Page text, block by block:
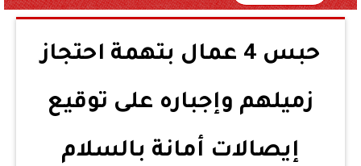
حبس 4 عمال بتهمة احتجاز
زميلهم وإجباره على توقيع
إيصالات أمانة بالسلام